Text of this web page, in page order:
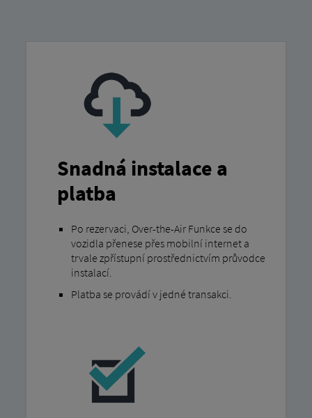
Snadná instalace a
platba
Po rezervaci, Over-the-Air Funkce se do
vozidla přenese přes mobilní internet a
trvale zpřístupní prostřednictvím průvodce
instalací.
Platba se provádí v jedné transakci.